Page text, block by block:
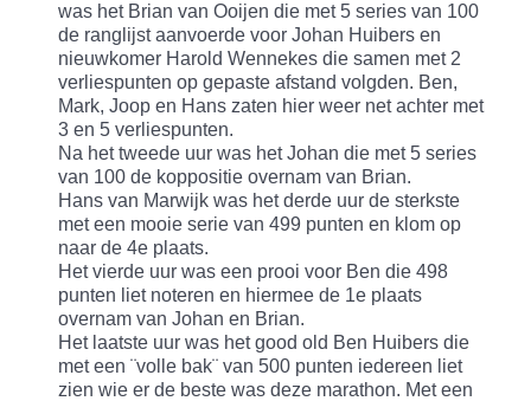
was het Brian van Ooijen die met 5 series van 100
de ranglijst aanvoerde voor Johan Huibers en
nieuwkomer Harold Wennekes die samen met 2
verliespunten op gepaste afstand volgden. Ben,
Mark, Joop en Hans zaten hier weer net achter met
3 en 5 verliespunten.
Na het tweede uur was het Johan die met 5 series
van 100 de koppositie overnam van Brian.
Hans van Marwijk was het derde uur de sterkste
met een mooie serie van 499 punten en klom op
naar de 4e plaats.
Het vierde uur was een prooi voor Ben die 498
punten liet noteren en hiermee de 1e plaats
overnam van Johan en Brian.
Het laatste uur was het good old Ben Huibers die
met een ¨volle bak¨ van 500 punten iedereen liet
zien wie er de beste was deze marathon. Met een